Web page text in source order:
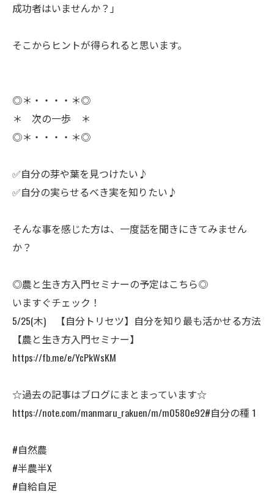
成功者はいませんか？」
ㅤそこからヒントが得られると思います。
◎＊・・・・＊◎
＊ 次の一歩 ＊
◎＊・・・・＊◎
✅自分の芽や葉を見つけたい♪
✅自分の実らせるべき実を知りたい♪
ㅤそんな事を感じた方は、一度話を聞きにきてみません
か？
◎農と生き方入門セミナーの予定はこちら◎
いますぐチェック！
5/25(木) 【自分トリセツ】自分を知り最も活かせる方法
【農と生き方入門セミナー】
https://fb.me/e/YcPkWsKM
☆過去の記事はブログにまとまっています☆
https://note.com/manmaru_rakuen/m/m0580e92#自分の種 1
#自然農
#半農半X
#自給自足